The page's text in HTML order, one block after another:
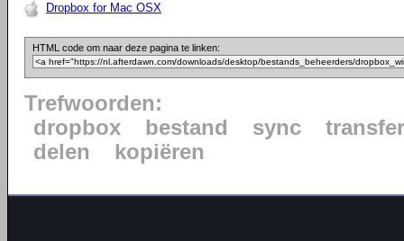
Dropbox for Mac OSX
HTML code om naar deze pagina te linken:
Trefwoorden:
dropbox
bestand sync
transfer
delen
kopiëren